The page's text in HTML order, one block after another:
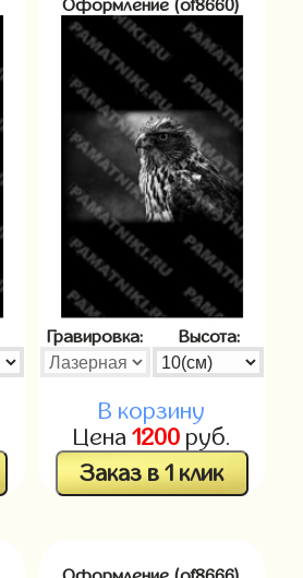
Оформление (of8660)
Гравировка: Высота:
В корзину
Цена 1200руб.
Заказ в 1 клик